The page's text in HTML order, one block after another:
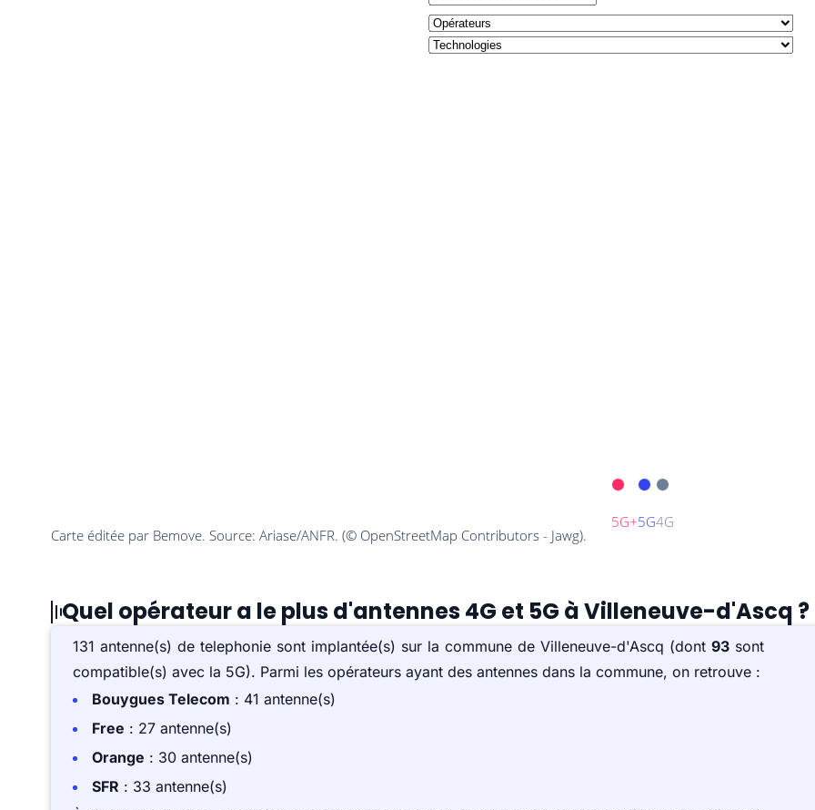
Quel opérateur a le plus d'antennes 4G et 5G à Villeneuve-d'Ascq ?
131 antenne(s) de telephonie sont implantée(s) sur la commune de Villeneuve-d'Ascq (dont 93 sont
compatible(s) avec la 5G). Parmi les opérateurs ayant des antennes dans la commune, on retrouve :
Bouygues Telecom : 41 antenne(s)
Free : 27 antenne(s)
Orange : 30 antenne(s)
SFR : 33 antenne(s)